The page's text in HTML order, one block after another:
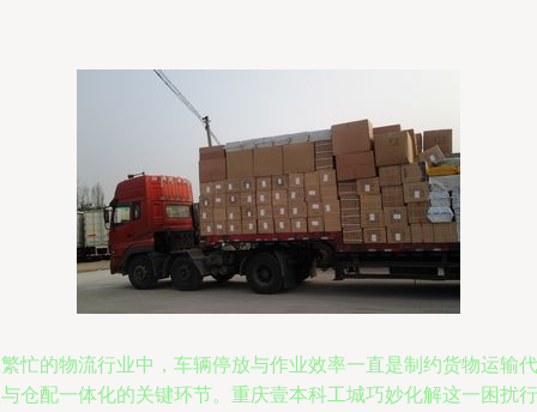
忙的物流行业中，车辆停放与作业效率一直是制约货物运输代
仓配一体化的关键环节。重庆壹本科工城巧妙化解这一困扰行